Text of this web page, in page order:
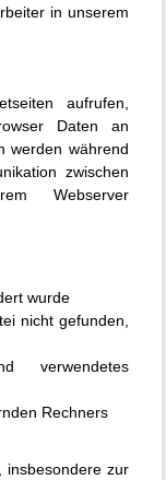
in unserem
aufrufen,
Daten an
werden während
zwischen
Webserver
wurde
nicht gefunden,
verwendetes
Rechners
insbesondere zur